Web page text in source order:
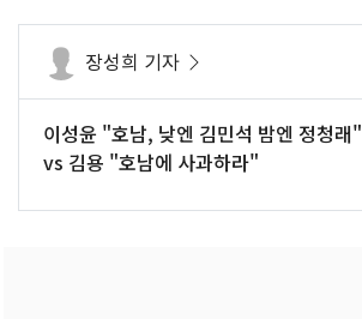
장성희 기자
이성윤 "호남, 낮엔 김민석 밤엔 정청래"
vs 김용 "호남에 사과하라"